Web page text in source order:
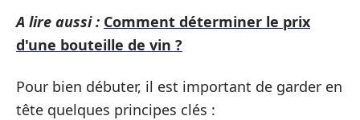
A lire aussi : Comment déterminer le prix
d'une bouteille de vin ?
Pour bien débuter, il est important de garder en
tête quelques principes clés :